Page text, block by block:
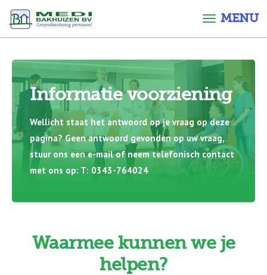
MENU
Informatie voorziening
Wellicht staat het antwoord op je vraag op deze
pagina? Geen antwoord gevonden op uw vraag,
stuur ons een e-mail of neem telefonisch contact
met ons op: T: 0343-764024
Waarmee kunnen we je
helpen?